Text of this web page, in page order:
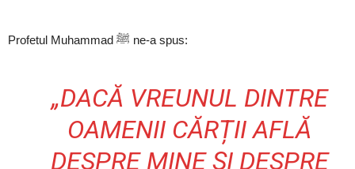
Profetul Muhammad ﷺ ne-a spus:
„DACĂ VREUNUL DINTRE
OAMENII CĂRȚII AFLĂ
DESPRE MINE ȘI DESPRE